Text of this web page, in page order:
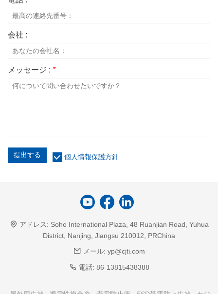
会社 :
メッセージ : *
提出する 個人情報保護方針
アドレス: Soho International Plaza, 48 Ruanjian Road, Yuhua
District, Nanjing, Jiangsu 210012, PRChina
メール: yp@cjti.com
電話: 86-13815438388